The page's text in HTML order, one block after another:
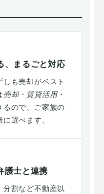
、まるごと対応
も売却がベスト
売却・賃貸活用・
るので、ご家族の
選べます。
護士と連携
割など不動産以